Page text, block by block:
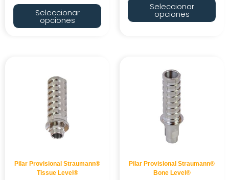
Seleccionar
opciones
Seleccionar
opciones
Pilar Provisional Straumann®
Tissue Level®
Pilar Provisional Straumann®
Bone Level®